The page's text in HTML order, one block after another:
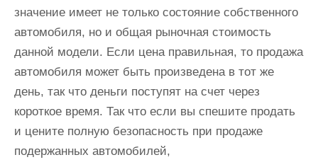
значение имеет не только состояние собственного
автомобиля, но и общая рыночная стоимость
данной модели. Если цена правильная, то продажа
автомобиля может быть произведена в тот же
день, так что деньги поступят на счет через
короткое время. Так что если вы спешите продать
и цените полную безопасность при продаже
подержанных автомобилей,